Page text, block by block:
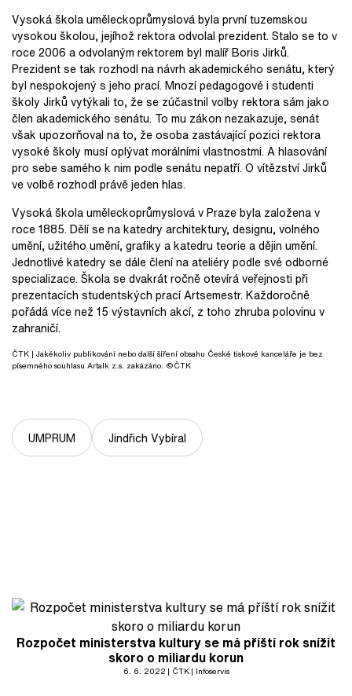
Vysoká škola uměleckoprůmyslová byla první tuzemskou
vysokou školou, jejíhož rektora odvolal prezident. Stalo se to v
roce 2006 a odvolaným rektorem byl malíř Boris Jirků.
Prezident se tak rozhodl na návrh akademického senátu, který
byl nespokojený s jeho prací. Mnozí pedagogové i studenti
školy Jirků vytýkali to, že se zúčastnil volby rektora sám jako
člen akademického senátu. To mu zákon nezakazuje, senát
však upozorňoval na to, že osoba zastávající pozici rektora
vysoké školy musí oplývat morálními vlastnostmi. A hlasování
pro sebe samého k nim podle senátu nepatří. O vítězství Jirků
ve volbě rozhodl právě jeden hlas.
Vysoká škola uměleckoprůmyslová v Praze byla založena v
roce 1885. Dělí se na katedry architektury, designu, volného
umění, užitého umění, grafiky a katedru teorie a dějin umění.
Jednotlivé katedry se dále člení na ateliéry podle své odborné
specializace. Škola se dvakrát ročně otevírá veřejnosti při
prezentacích studentských prací Artsemestr. Každoročně
pořádá více než 15 výstavních akcí, z toho zhruba polovinu v
zahraničí.
ČTK | Jakékoliv publikování nebo další šíření obsahu České tiskové kanceláře je bez
písemného souhlasu Artalk z.s. zakázáno. ©ČTK
UMPRUM Jindřich Vybíral
Rozpočet ministerstva kultury se má příští rok snížit
skoro o miliardu korun
6. 6. 2022 ČTK Infoservis